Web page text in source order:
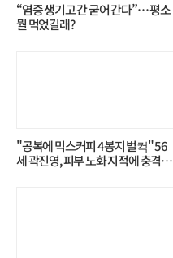
“염증 생기고 간 굳어 간다”… 평소
뭘 먹었길래?
"공복에 믹스커피 4봉지 벌컥" 56
세 곽진영, 피부 노화 지적에 충격…